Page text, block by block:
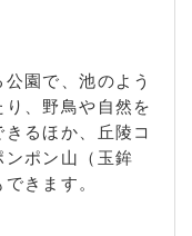
園で、池のよう
、野鳥や自然を
るほか、丘陵コ
ポン山（玉鉾
きます。